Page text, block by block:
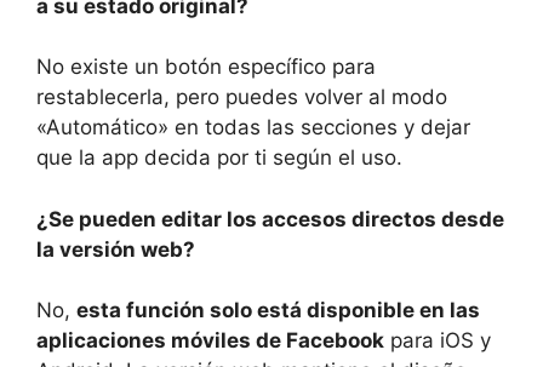
a su estado original?
No existe un botón específico para
restablecerla, pero puedes volver al modo
«Automático» en todas las secciones y dejar
que la app decida por ti según el uso.
¿Se pueden editar los accesos directos desde
la versión web?
No, esta función solo está disponible en las
aplicaciones móviles de Facebook para iOS y